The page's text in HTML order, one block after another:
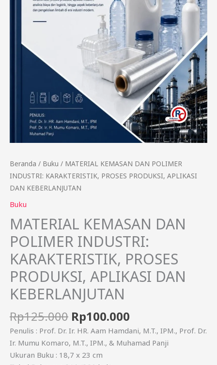
Beranda / Buku / MATERIAL KEMASAN DAN POLIMER
INDUSTRI: KARAKTERISTIK, PROSES PRODUKSI, APLIKASI
DAN KEBERLANJUTAN
Buku
MATERIAL KEMASAN DAN
POLIMER INDUSTRI:
KARAKTERISTIK, PROSES
PRODUKSI, APLIKASI DAN
KEBERLANJUTAN
Rp125.000 Rp100.000
Penulis : Prof. Dr. Ir. HR. Aam Hamdani, M.T., IPM., Prof. Dr.
Ir. Mumu Komaro, M.T., IPM., & Muhamad Panji
Ukuran Buku : 18,7 x 23 cm